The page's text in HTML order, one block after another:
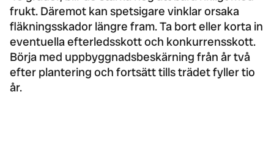
frukt. Däremot kan spetsigare vinklar orsaka
fläkningsskador längre fram. Ta bort eller korta in
eventuella efterledsskott och konkurrensskott.
Börja med uppbyggnadsbeskärning från år två
efter plantering och fortsätt tills trädet fyller tio
år.